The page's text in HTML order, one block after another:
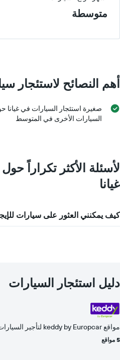
تأجير
الذي
يعرض
سعر
لسيارة
المحددة
متوسطة
أهم النصائح لاستئجار
السيارات الأخرى في المتوسط
لأسئلة الأكثر تكراراً
غيانا
كيف يمكنني العثور على سيارات
دليل استئجار السيارات
مواقع keddy by Europcar لتأجير السيارات في غيانا
5 مواقع